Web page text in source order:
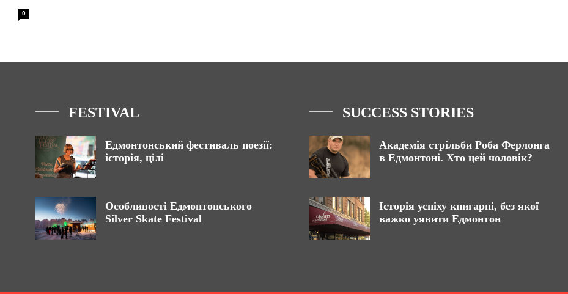
0
FESTIVAL
Едмонтонський фестиваль поезії:
історія, цілі
Особливості Едмонтонського
Silver Skate Festival
SUCCESS STORIES
Академія стрільби Роба Ферлонга
в Едмонтоні. Хто цей чоловік?
Історія успіху книгарні, без якої
важко уявити Едмонтон